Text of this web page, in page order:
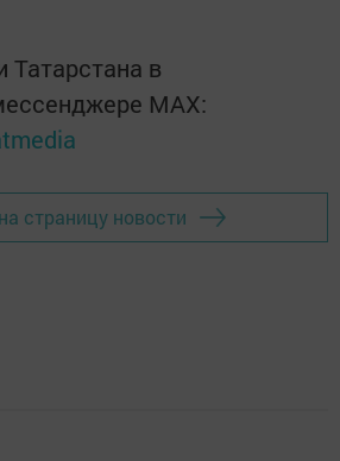
Татарстана в
MАХ:
страницу новости